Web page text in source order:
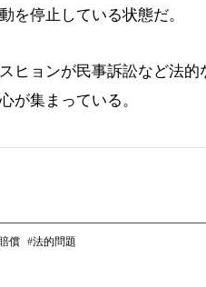
を停止している状態だ。
ヒョンが民事訴訟など法的
が集まっている。
償 法的問題